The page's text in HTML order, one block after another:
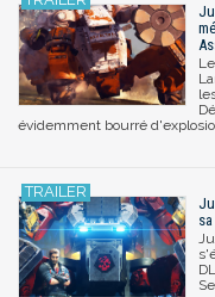
évidemment bourré